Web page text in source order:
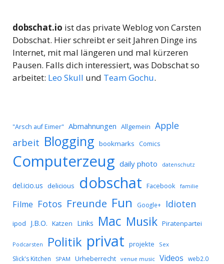
dobschat.io ist das private Weblog von Carsten
Dobschat. Hier schreibt er seit Jahren Dinge ins
Internet, mit mal längeren und mal kürzeren
Pausen. Falls dich interessiert, was Dobschat so
arbeitet: Leo Skull und Team Gochu.
"Arsch auf Eimer" Abmahnungen Allgemein Apple
arbeit Blogging bookmarks Comics
Computerzeug daily photo datenschutz
del.icio.us delicious dobschat Facebook familie
Filme Fotos Freunde Fun Google+ Idioten
ipod J.B.O. Katzen Links Mac Musik Piratenpartei
Podcarsten Politik privat projekte Sex
Slick's Kitchen SPAM Urheberrecht venue music Videos web2.0